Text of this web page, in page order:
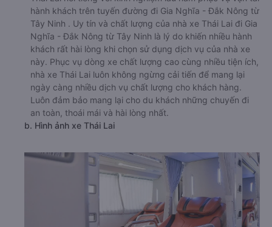
hành khách trên tuyến đường đi Gia Nghĩa - Đắk Nông từ
Tây Ninh . Uy tín và chất lượng của nhà xe Thái Lai đi Gia
Nghĩa - Đắk Nông từ Tây Ninh là lý do khiến nhiều hành
khách rất hài lòng khi chọn sử dụng dịch vụ của nhà xe
này. Phục vụ dòng xe chất lượng cao cùng nhiều tiện ích,
nhà xe Thái Lai luôn không ngừng cải tiến để mang lại
ngày càng nhiều dịch vụ chất lượng cho khách hàng.
Luôn đảm bảo mang lại cho du khách những chuyến đi
an toàn, thoái mái và hài lòng nhất.
b. Hình ảnh xe Thái Lai